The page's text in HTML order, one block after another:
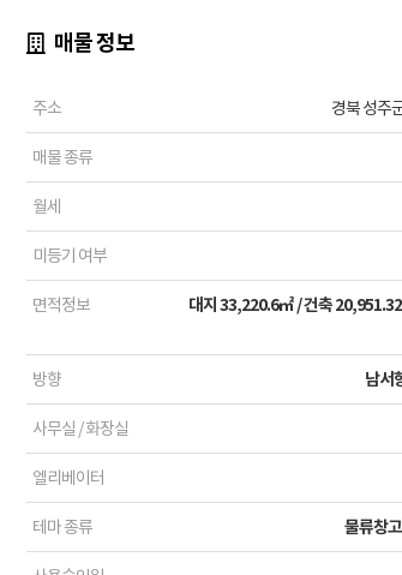
매물 정보
주소 경북 성주
매물 종류
월세
미등기 여부
면적정보 대지 33,220.6㎡/ 건축
방향 남서
사무실 / 화장실
엘리베이터
테마 종류 물류창